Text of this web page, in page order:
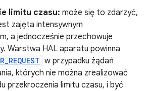
limitu czasu: może się to zdarzyć,
zajęta intensywnym
a jednocześnie przechowuje
Warstwa HAL aparatu powinna
w przypadku żądań
których nie można zrealizować
przekroczenia limitu czasu, i być